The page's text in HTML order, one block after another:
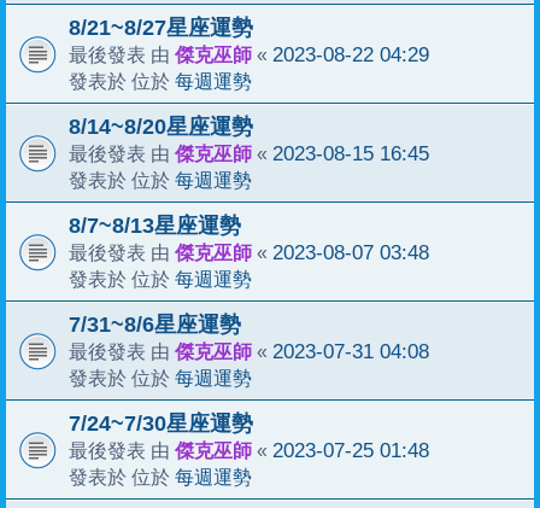
8/21~8/27星座運勢
最後發表 由 傑克巫師 « 2023-08-22 04:29
發表於 位於 每週運勢
8/14~8/20星座運勢
最後發表 由 傑克巫師 « 2023-08-15 16:45
發表於 位於 每週運勢
8/7~8/13星座運勢
最後發表 由 傑克巫師 « 2023-08-07 03:48
發表於 位於 每週運勢
7/31~8/6星座運勢
最後發表 由 傑克巫師 « 2023-07-31 04:08
發表於 位於 每週運勢
7/24~7/30星座運勢
最後發表 由 傑克巫師 « 2023-07-25 01:48
發表於 位於 每週運勢